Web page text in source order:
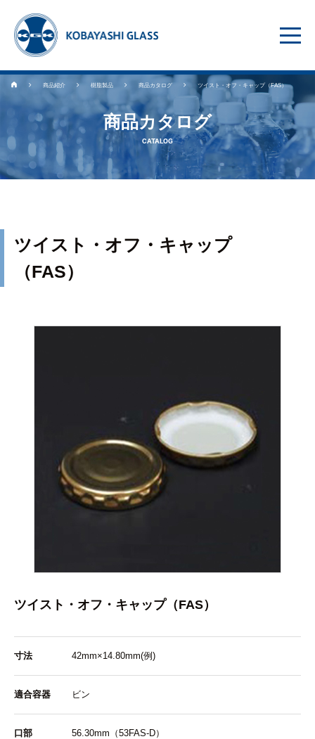
商品紹介 樹脂製品 商品カタログ ツイスト・オフ・キャップ（FAS）
商品カタログ
CATALOG
ツイスト・オフ・キャップ
（FAS）
ツイスト・オフ・キャップ（FAS）
寸法 42mm×14.80mm(例)
適合容器 ビン
口部 56.30mm（53FAS-D）